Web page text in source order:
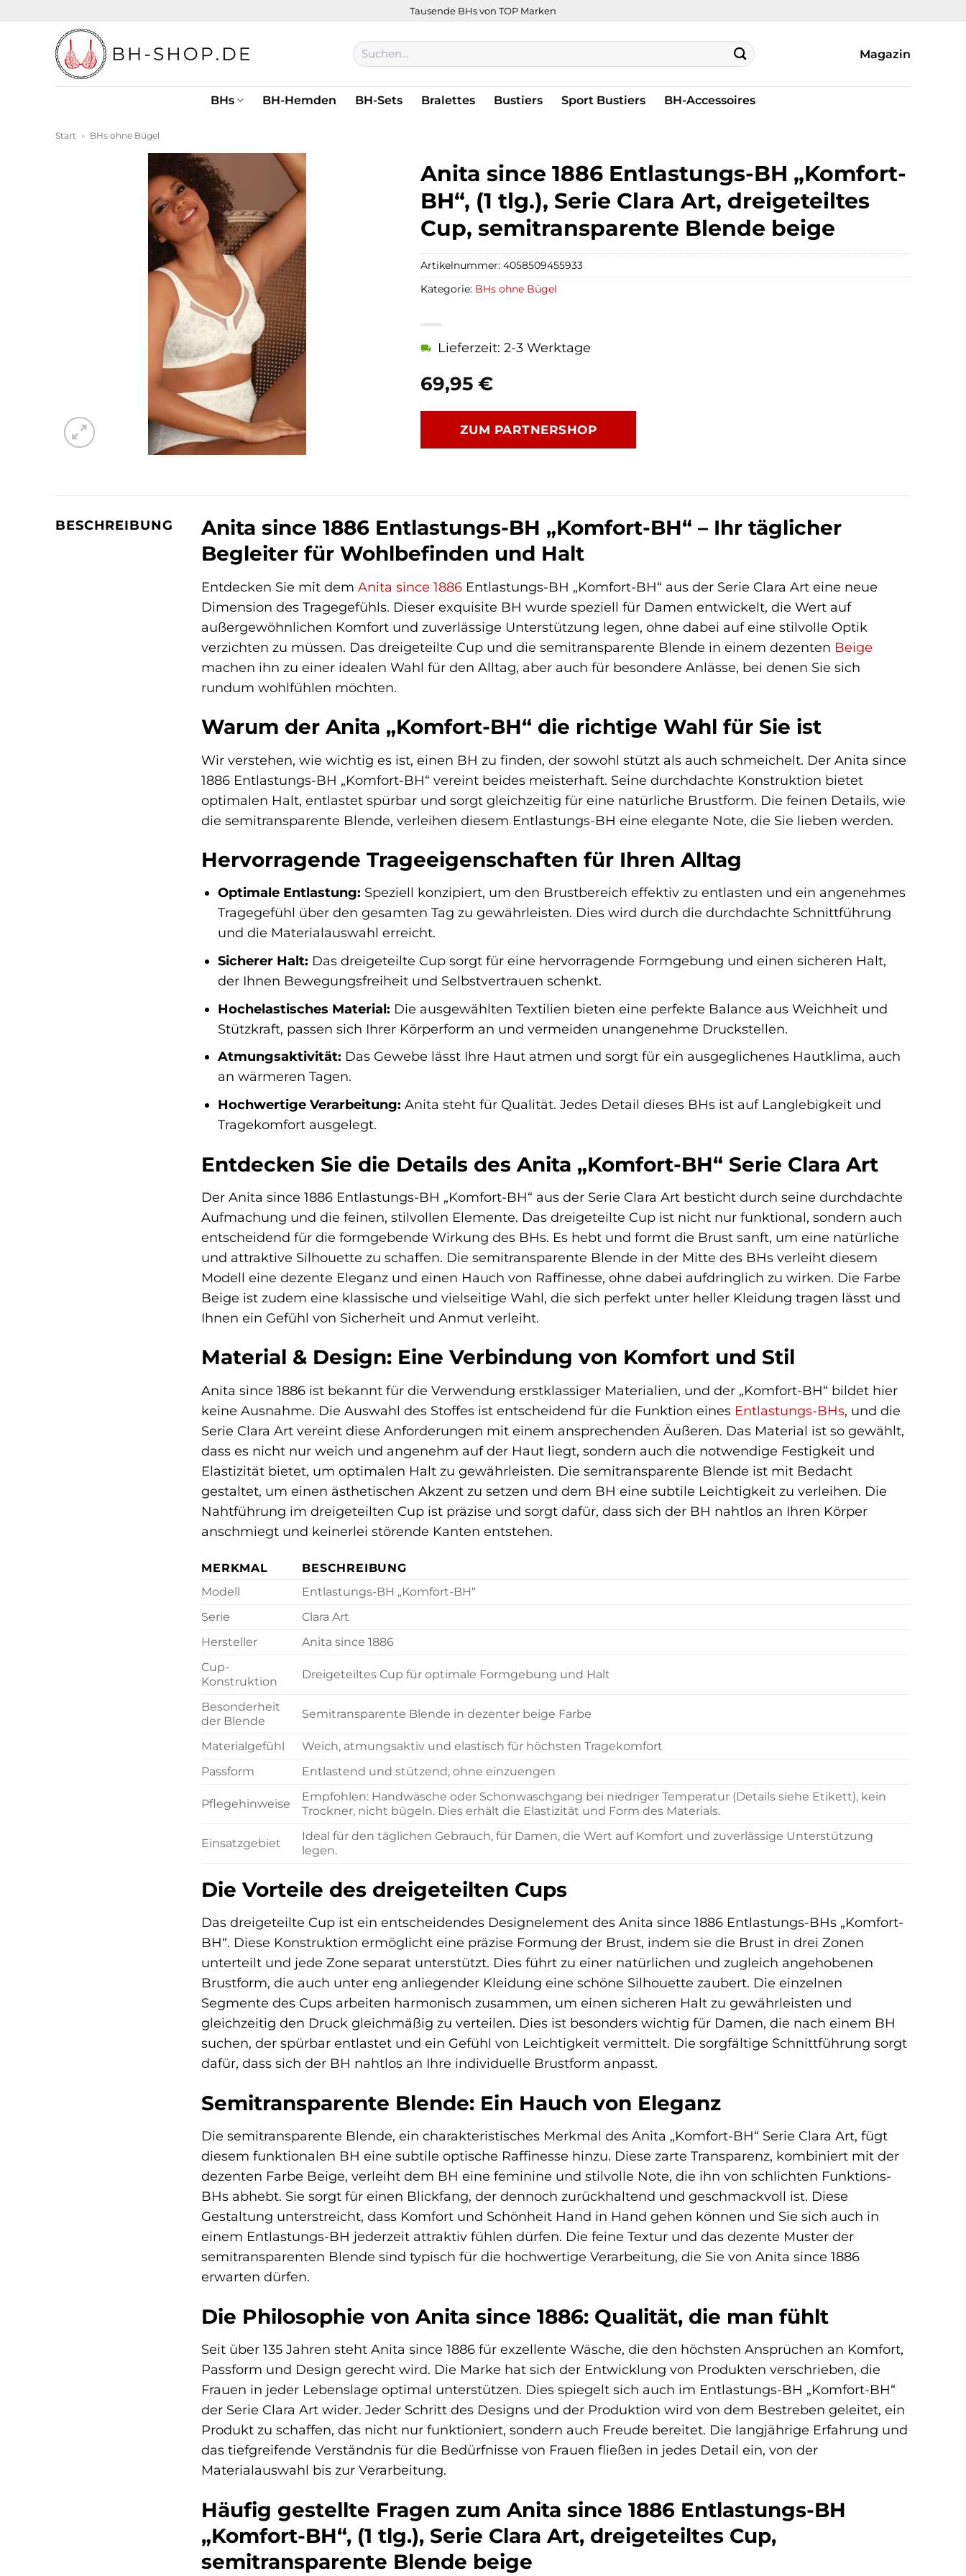
springen
Tausende BHs von TOP Marken
Suchen
nach:
Magazin
BHs BH-Hemden BH-Sets Bralettes Bustiers Sport Bustiers BH-Accessoires
Start » BHs ohne Bügel
Anita since 1886 Entlastungs-BH „Komfort-
BH“, (1 tlg.), Serie Clara Art, dreigeteiltes
Cup, semitransparente Blende beige
69,95€
Lieferzeit: 2-3 Werktage
ZUM PARTNERSHOP
Artikelnummer:4058509455933
Kategorie: BHs ohne Bügel
BESCHREIBUNG
Anita since 1886 Entlastungs-BH „Komfort-BH“ – Ihr täglicher
Begleiter für Wohlbefinden und Halt
Entdecken Sie mit demAnita since 1886 Entlastungs-BH „Komfort-BH“ aus der Serie Clara Art eine neue
Dimension des Tragegefühls. Dieser exquisite BH wurde speziell für Damen entwickelt, die Wert auf
außergewöhnlichen Komfort und zuverlässige Unterstützung legen, ohne dabei auf eine stilvolle Optik
verzichten zu müssen. Das dreigeteilte Cup und die semitransparente Blende in einem dezenten Beige
machen ihn zu einer idealen Wahl für den Alltag, aber auch für besondere Anlässe, bei denen Sie sich
rundum wohlfühlen möchten.
Warum der Anita „Komfort-BH“ die richtige Wahl für Sie ist
Wir verstehen, wie wichtig es ist, einen BH zu finden, der sowohl stützt als auch schmeichelt. Der Anita since
1886 Entlastungs-BH „Komfort-BH“ vereint beides meisterhaft. Seine durchdachte Konstruktion bietet
optimalen Halt, entlastet spürbar und sorgt gleichzeitig für eine natürliche Brustform. Die feinen Details, wie
die semitransparente Blende, verleihen diesem Entlastungs-BH eine elegante Note, die Sie lieben werden.
Hervorragende Trageeigenschaften für Ihren Alltag
Optimale Entlastung: Speziell konzipiert, um den Brustbereich effektiv zu entlasten und ein angenehmes
Tragegefühl über den gesamten Tag zu gewährleisten. Dies wird durch die durchdachte Schnittführung
und die Materialauswahl erreicht.
Sicherer Halt: Das dreigeteilte Cup sorgt für eine hervorragende Formgebung und einen sicheren Halt,
der Ihnen Bewegungsfreiheit und Selbstvertrauen schenkt.
Hochelastisches Material: Die ausgewählten Textilien bieten eine perfekte Balance aus Weichheit und
Stützkraft, passen sich Ihrer Körperform an und vermeiden unangenehme Druckstellen.
Atmungsaktivität: Das Gewebe lässt Ihre Haut atmen und sorgt für ein ausgeglichenes Hautklima, auch
an wärmeren Tagen.
Hochwertige Verarbeitung: Anita steht für Qualität. Jedes Detail dieses BHs ist auf Langlebigkeit und
Tragekomfort ausgelegt.
Entdecken Sie die Details des Anita „Komfort-BH“ Serie Clara Art
Der Anita since 1886 Entlastungs-BH „Komfort-BH“ aus der Serie Clara Art besticht durch seine durchdachte
Aufmachung und die feinen, stilvollen Elemente. Das dreigeteilte Cup ist nicht nur funktional, sondern auch
entscheidend für die formgebende Wirkung des BHs. Es hebt und formt die Brust sanft, um eine natürliche
und attraktive Silhouette zu schaffen. Die semitransparente Blende in der Mitte des BHs verleiht diesem
Modell eine dezente Eleganz und einen Hauch von Raffinesse, ohne dabei aufdringlich zu wirken. Die Farbe
Beige ist zudem eine klassische und vielseitige Wahl, die sich perfekt unter heller Kleidung tragen lässt und
Ihnen ein Gefühl von Sicherheit und Anmut verleiht.
Material & Design: Eine Verbindung von Komfort und Stil
Anita since 1886 ist bekannt für die Verwendung erstklassiger Materialien, und der „Komfort-BH“ bildet hier
keine Ausnahme. Die Auswahl des Stoffes ist entscheidend für die Funktion eines Entlastungs-BHs, und die
Serie Clara Art vereint diese Anforderungen mit einem ansprechenden Äußeren. Das Material ist so gewählt,
dass es nicht nur weich und angenehm auf der Haut liegt, sondern auch die notwendige Festigkeit und
Elastizität bietet, um optimalen Halt zu gewährleisten. Die semitransparente Blende ist mit Bedacht
gestaltet, um einen ästhetischen Akzent zu setzen und dem BH eine subtile Leichtigkeit zu verleihen. Die
Nahtführung im dreigeteilten Cup ist präzise und sorgt dafür, dass sich der BH nahtlos an Ihren Körper
anschmiegt und keinerlei störende Kanten entstehen.
MERKMAL
BESCHREIBUNG
Modell
Entlastungs-BH „Komfort-BH“
Serie
Clara Art
Hersteller
Anita since 1886
Cup-
Konstruktion
Dreigeteiltes Cup für optimale Formgebung und Halt
Besonderheit
der Blende
Semitransparente Blende in dezenter beige Farbe
Materialgefühl
Weich, atmungsaktiv und elastisch für höchsten Tragekomfort
Passform
Entlastend und stützend, ohne einzuengen
Pflegehinweise
Empfohlen: Handwäsche oder Schonwaschgang bei niedriger Temperatur (Details siehe Etikett), kein
Trockner, nicht bügeln. Dies erhält die Elastizität und Form des Materials.
Einsatzgebiet
Ideal für den täglichen Gebrauch, für Damen, die Wert auf Komfort und zuverlässige Unterstützung
legen.
Die Vorteile des dreigeteilten Cups
Das dreigeteilte Cup ist ein entscheidendes Designelement des Anita since 1886 Entlastungs-BHs „Komfort-
BH“. Diese Konstruktion ermöglicht eine präzise Formung der Brust, indem sie die Brust in drei Zonen
unterteilt und jede Zone separat unterstützt. Dies führt zu einer natürlichen und zugleich angehobenen
Brustform, die auch unter eng anliegender Kleidung eine schöne Silhouette zaubert. Die einzelnen
Segmente des Cups arbeiten harmonisch zusammen, um einen sicheren Halt zu gewährleisten und
gleichzeitig den Druck gleichmäßig zu verteilen. Dies ist besonders wichtig für Damen, die nach einem BH
suchen, der spürbar entlastet und ein Gefühl von Leichtigkeit vermittelt. Die sorgfältige Schnittführung sorgt
dafür, dass sich der BH nahtlos an Ihre individuelle Brustform anpasst.
Semitransparente Blende: Ein Hauch von Eleganz
Die semitransparente Blende, ein charakteristisches Merkmal des Anita „Komfort-BH“ Serie Clara Art, fügt
diesem funktionalen BH eine subtile optische Raffinesse hinzu. Diese zarte Transparenz, kombiniert mit der
dezenten Farbe Beige, verleiht dem BH eine feminine und stilvolle Note, die ihn von schlichten Funktions-
BHs abhebt. Sie sorgt für einen Blickfang, der dennoch zurückhaltend und geschmackvoll ist. Diese
Gestaltung unterstreicht, dass Komfort und Schönheit Hand in Hand gehen können und Sie sich auch in
einem Entlastungs-BH jederzeit attraktiv fühlen dürfen. Die feine Textur und das dezente Muster der
semitransparenten Blende sind typisch für die hochwertige Verarbeitung, die Sie von Anita since 1886
erwarten dürfen.
Die Philosophie von Anita since 1886: Qualität, die man fühlt
Seit über 135 Jahren steht Anita since 1886 für exzellente Wäsche, die den höchsten Ansprüchen an Komfort,
Passform und Design gerecht wird. Die Marke hat sich der Entwicklung von Produkten verschrieben, die
Frauen in jeder Lebenslage optimal unterstützen. Dies spiegelt sich auch im Entlastungs-BH „Komfort-BH“
der Serie Clara Art wider. Jeder Schritt des Designs und der Produktion wird von dem Bestreben geleitet, ein
Produkt zu schaffen, das nicht nur funktioniert, sondern auch Freude bereitet. Die langjährige Erfahrung und
das tiefgreifende Verständnis für die Bedürfnisse von Frauen fließen in jedes Detail ein, von der
Materialauswahl bis zur Verarbeitung.
Häufig gestellte Fragen zum Anita since 1886 Entlastungs-BH
„Komfort-BH“, (1 tlg.), Serie Clara Art, dreigeteiltes Cup,
semitransparente Blende beige